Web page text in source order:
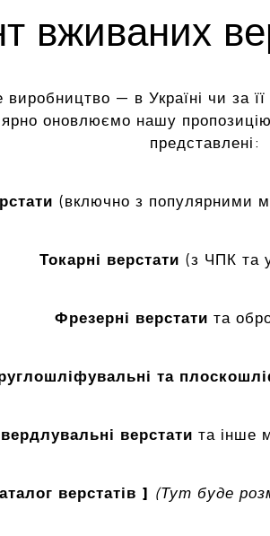
— в Україні чи за
оновлюємо нашу
представлені:
(включно з популярними
Токарні верстати (з ЧПК та
Фрезерні верстати та
та
верстати та інше
верстатів ] (Тут буде